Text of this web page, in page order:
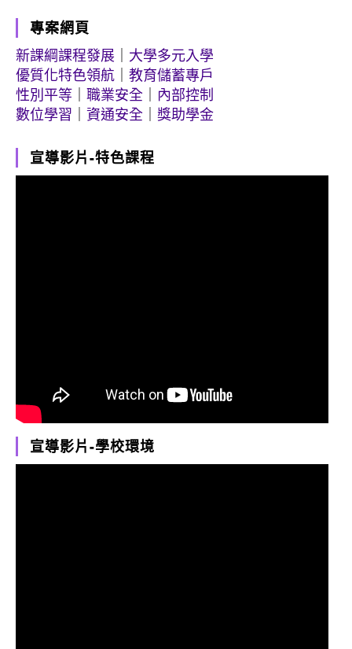
專案網頁
新課綱課程發展
大學多元入學
優質化特色領航
教育儲蓄專戶
性別平等
職業安全
內部控制
數位學習
資通安全 獎助學金
宣導影片-特色課程
宣導影片-學校環境